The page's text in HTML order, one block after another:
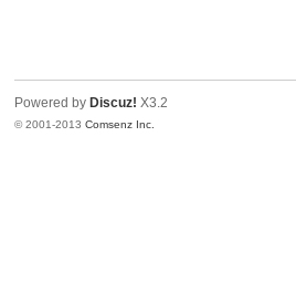
Powered by Discuz! X3.2
© 2001-2013Comsenz Inc.